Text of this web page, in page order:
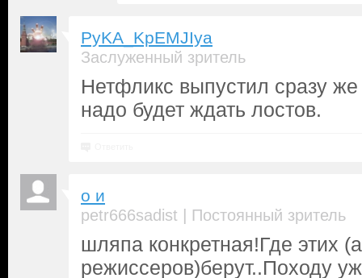
PyKA_KpEMJIya
Заслуженный зритель
Нетфликс выпустил сразу
надо будет ждать лостов.
о и
petr666sadist | Постоянный зритель
шляпа конкретная!Где этих
режиссеров)берут..Походу